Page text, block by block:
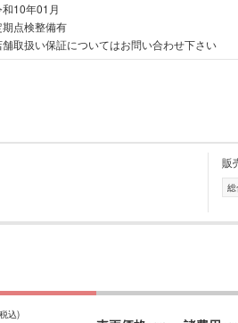
和10年01月
期点検整備有
舗取扱い保証についてはお問い合わせ下さい
販
総
込)